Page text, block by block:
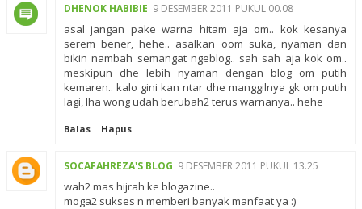
DHENOK HABIBIE 9 DESEMBER 2011 PUKUL 00.08
asal jangan pake warna hitam aja om.. kok kesanya
serem bener, hehe.. asalkan oom suka, nyaman dan
bikin nambah semangat ngeblog.. sah sah aja kok om..
meskipun dhe lebih nyaman dengan blog om putih
kemaren.. kalo gini kan ntar dhe manggilnya gk om putih
lagi, lha wong udah berubah2 terus warnanya.. hehe
Balas Hapus
SOCAFAHREZA'S BLOG 9 DESEMBER 2011 PUKUL 13.25
wah2 mas hijrah ke blogazine..
moga2 sukses n memberi banyak manfaat ya :)